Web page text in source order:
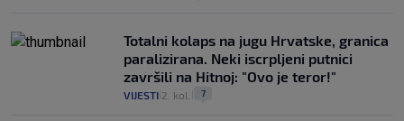
Totalni kolaps na jugu Hrvatske, granica
paralizirana. Neki iscrpljeni putnici
završili na Hitnoj: "Ovo je teror!"
VIJESTI 2. kol. 7